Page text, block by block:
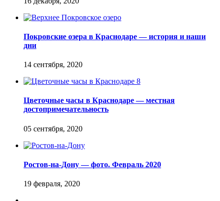
Покровские озера в Краснодаре — история и наши
дни
Цветочные часы в Краснодаре — местная
достопримечательность
Ростов-на-Дону — фото. Февраль 2020